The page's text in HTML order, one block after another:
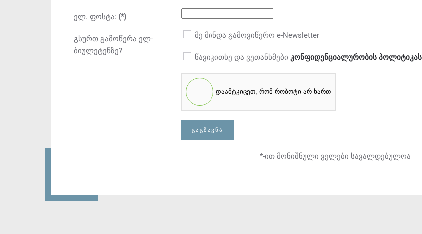
ელ. ფოსტა: (*)
გსურთ გამოწერა ელ-
ბიულეტენზე?
მე მინდა გამოვიწერო e-Newsletter
წავიკითხე და ვეთანხმები კონფიდენციალურობის პოლიტიკას
დაამტკიცეთ, რომ რობოტი არ ხართ
ᲒᲐᲒᲖᲐᲕᲜᲐ
*-ით მონიშნული ველები სავალდებულოა